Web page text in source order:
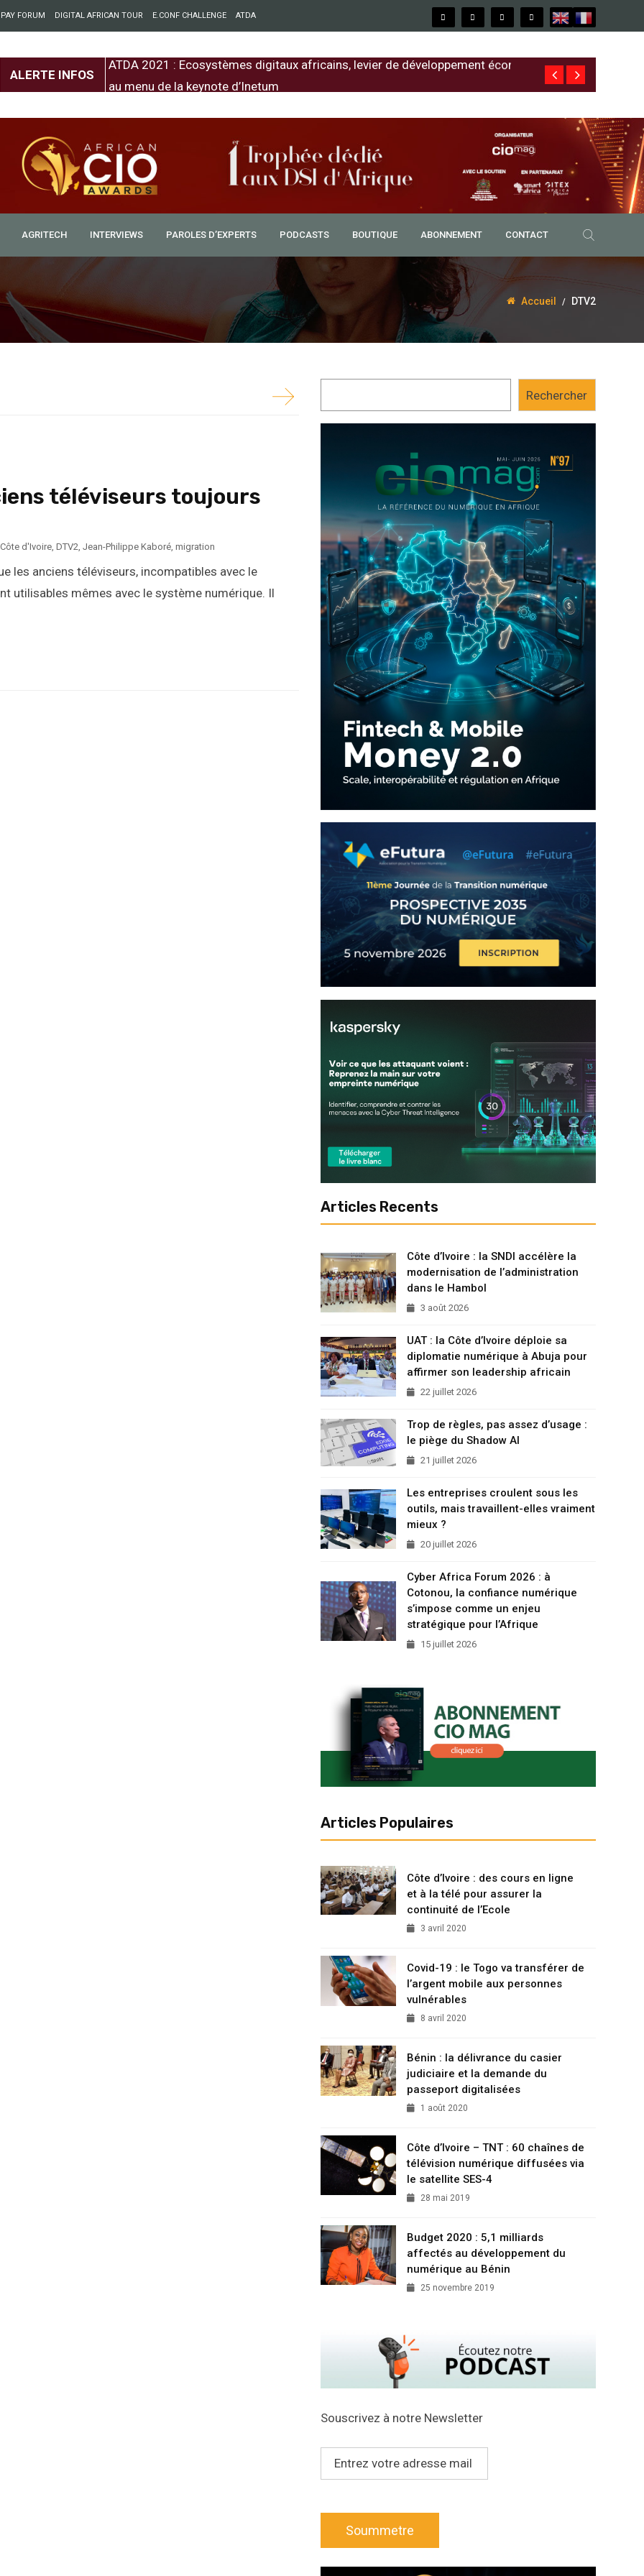
FORUM DIGITAL AFRICAN TOUR E.CONF CHALLENGE ATDA
ALERTE INFOS
l’Europe et
ATDA 2021 : Ecosystèmes digitaux africains, levier de développement économique
au menu de la keynote d’Inetum
Free au
AGRITECH INTERVIEWS PAROLES D’EXPERTS PODCASTS BOUTIQUE ABONNEMENT CONTACT
Accueil DTV2
téléviseurs toujours
que les anciens téléviseurs, incompatibles avec
soient utilisables mêmes avec le système
téléviseurs toujours
Côte d'Ivoire, DTV2, Jean-Philippe Kaboré, migration
les anciens téléviseurs, incompatibles avec le
utilisables mêmes avec le système numérique. Il
Rechercher
Articles Recents
Côte d’Ivoire : la SNDI accélère la
modernisation de l’administration
dans le Hambol
3 août 2026
UAT : la Côte d’Ivoire déploie sa
diplomatie numérique à Abuja pour
affirmer son leadership africain
22 juillet 2026
Trop de règles, pas assez d’usage :
le piège du Shadow AI
21 juillet 2026
Les entreprises croulent sous les
outils, mais travaillent-elles vraiment
mieux ?
20 juillet 2026
Cyber Africa Forum 2026 : à
Cotonou, la confiance numérique
s’impose comme un enjeu
stratégique pour l’Afrique
15 juillet 2026
Articles Populaires
Côte d’Ivoire : des cours en ligne
et à la télé pour assurer la
continuité de l’Ecole
3 avril 2020
Covid-19 : le Togo va transférer de
l’argent mobile aux personnes
vulnérables
8 avril 2020
Bénin : la délivrance du casier
judiciaire et la demande du
passeport digitalisées
1 août 2020
Côte d’Ivoire – TNT : 60 chaînes de
télévision numérique diffusées via
le satellite SES-4
28 mai 2019
Budget 2020 : 5,1 milliards
affectés au développement du
numérique au Bénin
25 novembre 2019
Souscrivez à notre Newsletter